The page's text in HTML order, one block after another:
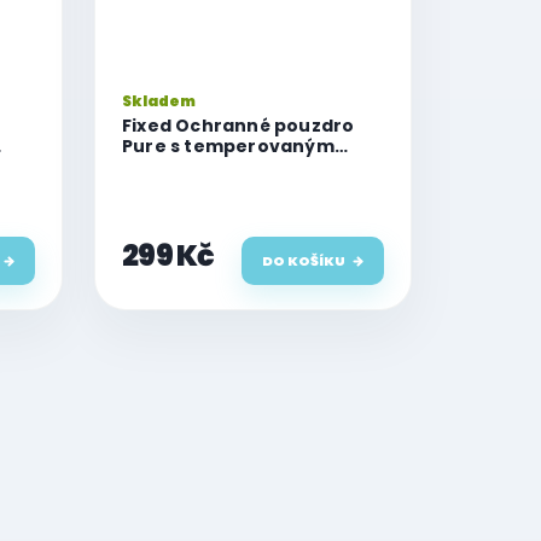
Fixed Ochranné pouzdro
Pure s temperovaným
Skladem
299 Kč DO KOŠÍKU